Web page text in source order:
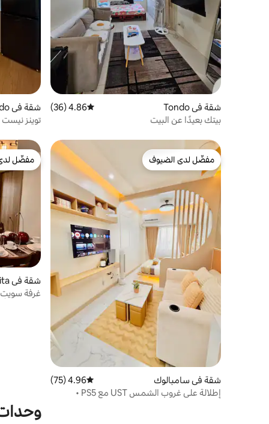
شقة في Tondo متوسط التقييم 4.86 من 5، 36 مراجعات
4.86 (36)
بيتك بعيدًا عن البيت
شقة في Tondo
توينز
مفضّل لدى الضيوف
مفضّل لدى الضيوف
شقة في سامبالوك متوسط التقييم 4.96 من 5، 75 مراجعات
4.96 (75)
إطلالة على غروب الشمس UST مع PS5 •
مفضّل
مفضّل
شقة في Ermita
غرفة سويت
وحدات